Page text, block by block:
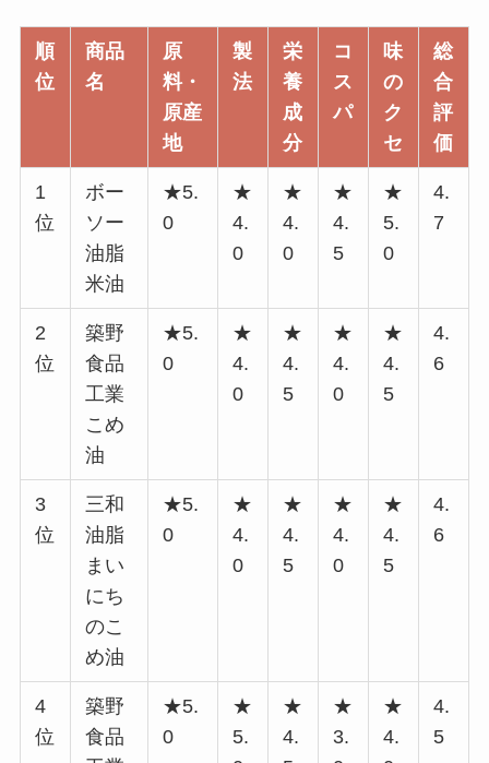
順
位
商品
名
原
料・
原産
地
製
法
栄
養
成
分
コ
ス
パ
味
の
ク
セ
総
合
評
価
1
位
ボー
ソー
油脂
米油
★5.
0
★
4.
0
★
4.
0
★
4.
5
★
5.
0
4.
7
2
位
築野
食品
工業
こめ
油
★5.
0
★
4.
0
★
4.
5
★
4.
0
★
4.
5
4.
6
3
位
三和
油脂
まい
にち
のこ
め油
★5.
0
★
4.
0
★
4.
5
★
4.
0
★
4.
5
4.
6
4
位
築野
食品
★5.
0
★
5.
★
4.
★
3.
★
4.
4.
5